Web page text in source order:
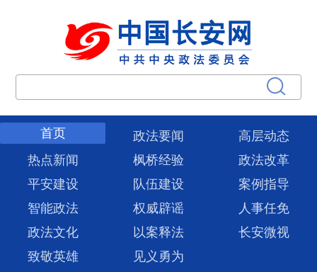
首页 政法要闻
高层动态
热点新闻
枫桥经验
政法改革
平安建设
队伍建设
案例指导
智能政法
权威辟谣
人事任免
政法文化
以案释法
长安微视
致敬英雄
见义勇为